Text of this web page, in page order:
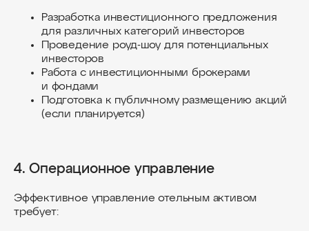
Разработка инвестиционного предложения
для различных категорий инвесторов
Проведение роуд-шоу для потенциальных
инвесторов
Работа с инвестиционными брокерами
и фондами
Подготовка к публичному размещению акций
(если планируется)
4. Операционное управление
Эффективное управление отельным активом
требует:
ПОДРАЗДЕЛЕНИЯ
Продуктовый девелопмент
Девелопмент загородных отелей
Девелопмент коттеджных поселков
Девелопмент спа-комплексов
Земельный девелопмент
Мастер-план (генплан)
Архитектурно-градостроительная концепция
Блог компании